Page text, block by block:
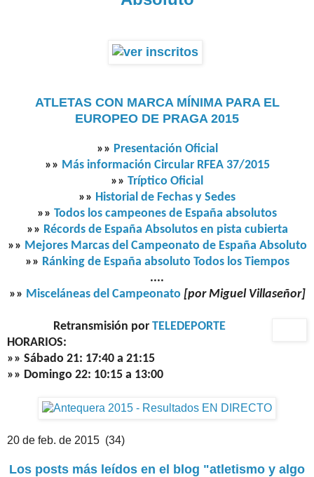
ATLETAS CON MARCA MÍNIMA PARA EL
EUROPEO DE PRAGA 2015
»» Presentación Oficial
»» Más información Circular RFEA 37/2015
»» Tríptico Oficial
»» Historial de Fechas y Sedes
»» Todos los campeones de España absolutos
»» Récords de España Absolutos en pista cubierta
»» Mejores Marcas del Campeonato de España Absoluto
»» Ránking de España absoluto Todos los Tiempos
....
»» Misceláneas del Campeonato [por Miguel Villaseñor]
Retransmisión por TELEDEPORTE
HORARIOS:
»» Sábado 21: 17:40 a 21:15
»» Domingo 22: 10:15 a 13:00
20 de feb. de 2015 (34)
Los posts más leídos en el blog "atletismo y algo